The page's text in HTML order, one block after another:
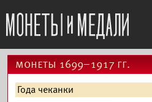
монеты 1699–1917 гг.
Года чеканки